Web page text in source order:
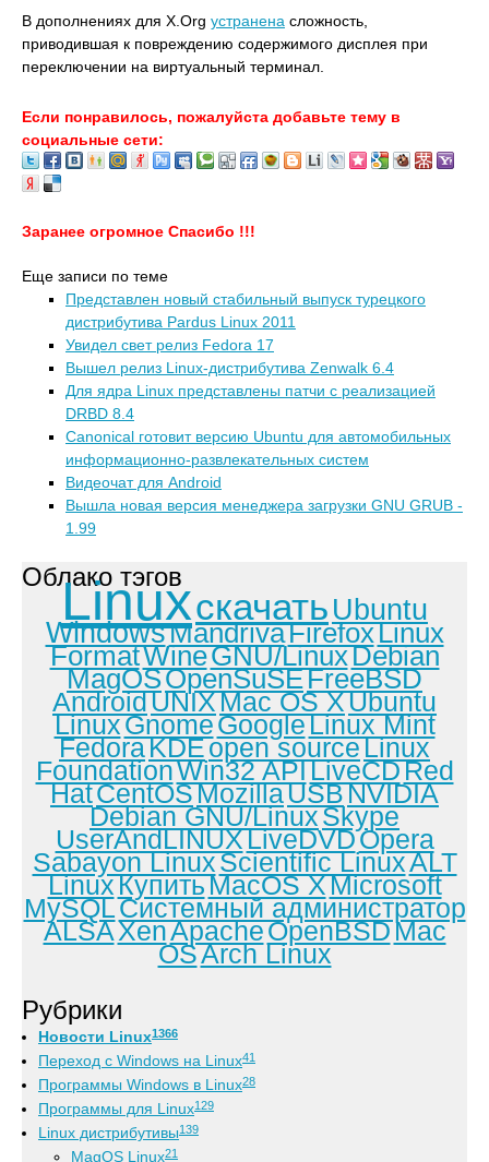
В дополнениях для X.Org устранена сложность,
приводившая к повреждению содержимого дисплея при
переключении на виртуальный терминал.
Если понравилось, пожалуйста добавьте тему в
социальные сети:
Заранее огромное Спасибо !!!
Еще записи по теме
Представлен новый стабильный выпуск турецкого
дистрибутива Pardus Linux 2011
Увидел свет релиз Fedora 17
Вышел релиз Linux-дистрибутива Zenwalk 6.4
Для ядра Linux представлены патчи с реализацией
DRBD 8.4
Canonical готовит версию Ubuntu для автомобильных
информационно-развлекательных систем
Видеочат для Android
Вышла новая версия менеджера загрузки GNU GRUB -
1.99
Облако тэгов
Linuxскачать Ubuntu
WindowsMandrivaFirefoxLinux
FormatWineGNU/LinuxDebian
MagOSOpenSuSEFreeBSD
AndroidUNIXMac OS XUbuntu
LinuxGnomeGoogleLinux Mint
FedoraKDEopen sourceLinux
FoundationWin32 APILiveCDRed
HatCentOSMozillaUSBNVIDIA
Debian GNU/LinuxSkype
UserAndLINUXLiveDVDOpera
Sabayon LinuxScientific LinuxALT
LinuxКупитьMacOS XMicrosoft
MySQLСистемный администратор
ALSAXenApacheOpenBSDMac
OSArch Linux
Рубрики
Новости Linux1366
Переход с Windows на Linux41
Программы Windows в Linux28
Программы для Linux129
Linux дистрибутивы139
MagOS Linux21